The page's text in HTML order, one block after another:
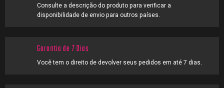
Consulte a descrição do produto para verificar a
disponibilidade de envio para outros países.
Garantia de 7 Dias
Você tem o direito de devolver seus pedidos em até 7 dias.